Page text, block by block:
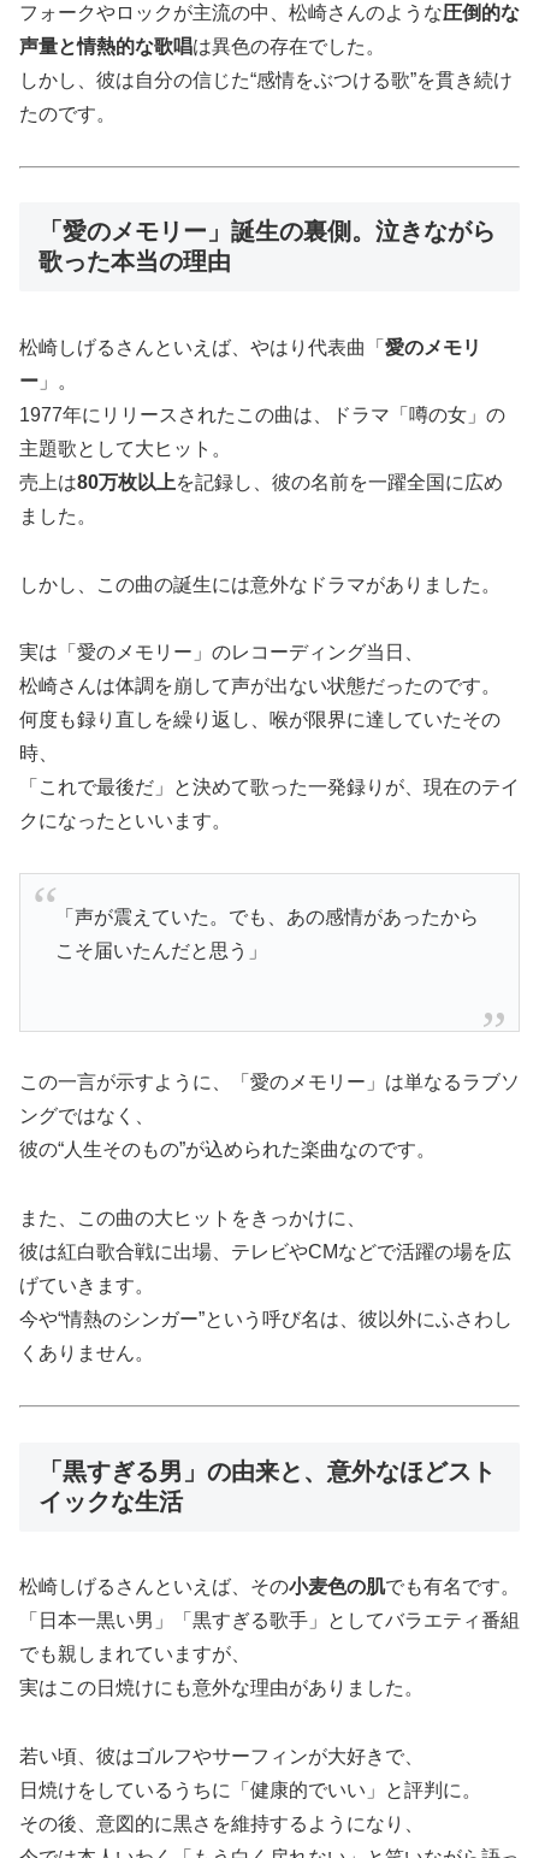
フォークやロックが主流の中、松崎さんのような圧倒的な
声量と情熱的な歌唱は異色の存在でした。
しかし、彼は自分の信じた“感情をぶつける歌”を貫き続け
たのです。
「愛のメモリー」誕生の裏側。泣きながら
歌った本当の理由
松崎しげるさんといえば、やはり代表曲「 愛のメモリ
ー 」。
1977年にリリースされたこの曲は、ドラマ「噂の女」の
主題歌として大ヒット。
売上は80万枚以上を記録し、彼の名前を一躍全国に広め
ました。
しかし、この曲の誕生には意外なドラマがありました。
実は「愛のメモリー」のレコーディング当日、
松崎さんは体調を崩して声が出ない状態だったのです。
何度も録り直しを繰り返し、喉が限界に達していたその
時、
「これで最後だ」と決めて歌った一発録りが、現在のテイ
クになったといいます。
「声が震えていた。でも、あの感情があったから
こそ届いたんだと思う」
この一言が示すように、「愛のメモリー」は単なるラブソ
ングではなく、
彼の“人生そのもの”が込められた楽曲なのです。
また、この曲の大ヒットをきっかけに、
彼は紅白歌合戦に出場、テレビやCMなどで活躍の場を広
げていきます。
今や“情熱のシンガー”という呼び名は、彼以外にふさわし
くありません。
「黒すぎる男」の由来と、意外なほどスト
イックな生活
松崎しげるさんといえば、その小麦色の肌でも有名です。
「日本一黒い男」「黒すぎる歌手」としてバラエティ番組
でも親しまれていますが、
実はこの日焼けにも意外な理由がありました。
若い頃、彼はゴルフやサーフィンが大好きで、
日焼けをしているうちに「健康的でいい」と評判に。
その後、意図的に黒さを維持するようになり、